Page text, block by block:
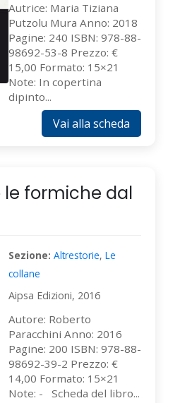
Autrice: Maria Tiziana
Putzolu Mura Anno: 2018
Pagine: 240 ISBN: 978-88-
98692-53-8 Prezzo: €
15,00 Formato: 15×21
Note: In copertina
dipinto...
Vai alla scheda
formiche dal
Sezione: Altrestorie, Le
collane
Aipsa Edizioni, 2016
Autore: Roberto
Paracchini Anno: 2016
Pagine: 200 ISBN: 978-88-
98692-39-2 Prezzo: €
14,00 Formato: 15×21
Note: - Scheda del libro...